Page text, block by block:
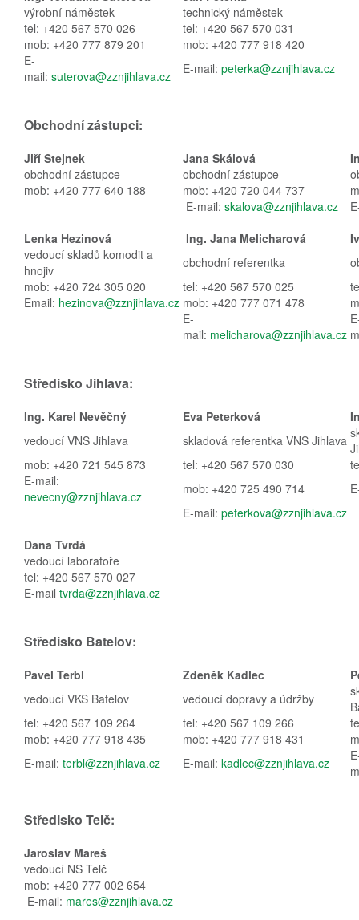
výrobní náměstek
technický náměstek
tel: +420 567 570 026
tel: +420 567 570 031
mob: +420 777 879 201
mob: +420 777 918 420
E-
mail: suterova@zznjihlava.cz E-mail: peterka@zznjihlava.cz
Obchodní zástupci:
Jiří Stejnek Jana Skálová
obchodní zástupce
obchodní zástupce
mob: +420 777 640 188
mob: +420 720 044 737
E-mail: skalova@zznjihlava.cz
Lenka Hezinová
Ing. Jana Melicharová
vedoucí skladů komodit a
hnojiv
obchodní referentka
mob: +420 724 305 020
tel: +420 567 570 025
Email: hezinova@zznjihlava.cz mob: +420 777 071 478
E-
mail: melicharova@zznjihlava.cz
Středisko Jihlava:
Ing. Karel Nevěčný Eva Peterková
vedoucí VNS Jihlava
skladová referentka VNS Jihlava
mob: +420 721 545 873
tel: +420 567 570 030
E-mail:
nevecny@zznjihlava.cz
mob: +420 725 490 714
E-mail: peterkova@zznjihlava.cz
Dana Tvrdá
vedoucí laboratoře
tel: +420 567 570 027
E-mail tvrda@zznjihlava.cz
Středisko Batelov:
Pavel Terbl Zdeněk Kadlec
vedoucí VKS Batelov
vedoucí dopravy a údržby
tel: +420 567 109 264
tel: +420 567 109 266
mob: +420 777 918 435
mob: +420 777 918 431
E-mail: terbl@zznjihlava.cz E-mail: kadlec@zznjihlava.cz
Středisko Telč:
Jaroslav Mareš
vedoucí NS Telč
mob: +420 777 002 654
E-mail: mares@zznjihlava.cz